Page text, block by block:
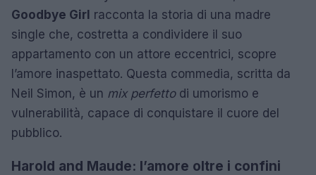
Goodbye Girl racconta la storia di una madre
single che, costretta a condividere il suo
appartamento con un attore eccentrici, scopre
l’amore inaspettato. Questa commedia, scritta da
Neil Simon, è un mix perfettodi umorismo e
vulnerabilità, capace di conquistare il cuore del
pubblico.
Harold and Maude: l’amore oltre i confini